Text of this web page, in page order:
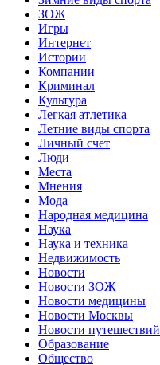
ЗОЖ
Игры
Интернет
Истории
Компании
Криминал
Культура
Легкая атлетика
Летние виды спорта
Личный счет
Люди
Места
Мнения
Мода
Народная медицина
Наука
Наука и техника
Недвижимость
Новости
Новости ЗОЖ
Новости медицины
Новости Москвы
Новости путешествий
Образование
Общество